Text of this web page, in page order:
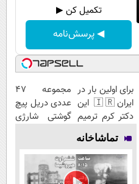
تکمیل کن ▶
◀ پرسش‌نامه
برای اولین بار در
ایران🇮🇷 این
دکتر کرم ترمیم
کننده 23 روزه
ساخت!
مجموعه 47
عددی دریل پیچ
گوشتی شارژی
تماشاخانه